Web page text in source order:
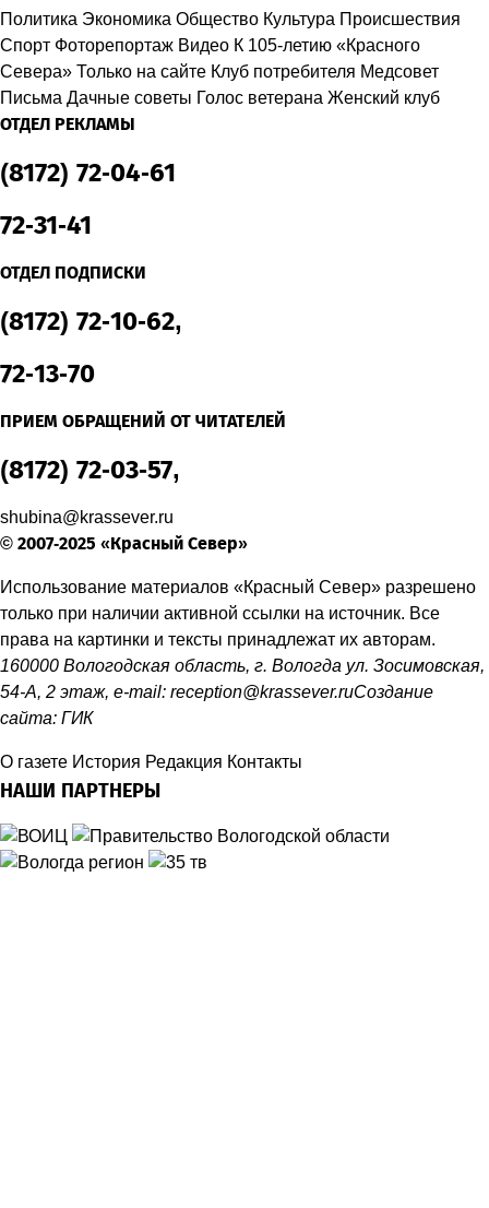
Политика Экономика Общество Культура Происшествия
Спорт Фоторепортаж Видео К 105-летию «Красного
Севера» Только на сайте Клуб потребителя Медсовет
Письма Дачные советы Голос ветерана Женский клуб
ОТДЕЛ РЕКЛАМЫ
(8172) 72-04-61
72-31-41
ОТДЕЛ ПОДПИСКИ
(8172) 72-10-62,
72-13-70
ПРИЕМ ОБРАЩЕНИЙ ОТ ЧИТАТЕЛЕЙ
(8172) 72-03-57,
shubina@krassever.ru
© 2007-2025 «Красный Север»
Использование материалов «Красный Север» разрешено
только при наличии активной ссылки на источник. Все
права на картинки и тексты принадлежат их авторам.
160000 Вологодская область, г. Вологда ул. Зосимовская,
54-А, 2 этаж, e-mail: reception@krassever.ruСоздание
сайта: ГИК
О газете История Редакция Контакты
НАШИ ПАРТНЕРЫ